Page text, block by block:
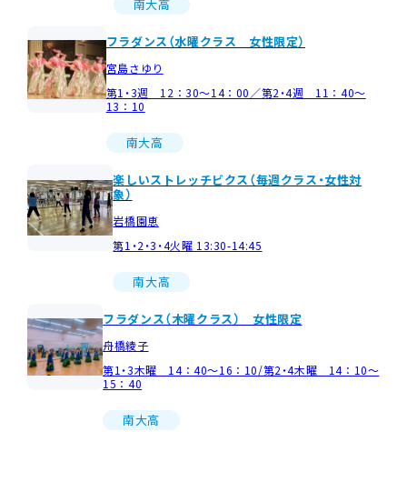
南大高
フラダンス（水曜クラス 女性限定）
宮島さゆり
第1・3週 12：30～14：00／第2・4週 11：40～
13：10
南大高
楽しいストレッチビクス（毎週クラス・女性対
象）
岩橋園恵
第1・2・3・4火曜 13:30-14:45
南大高
フラダンス（木曜クラス） 女性限定
舟橋綾子
第1・3木曜 14：40～16：10/第2・4木曜 14：10～
15：40
南大高